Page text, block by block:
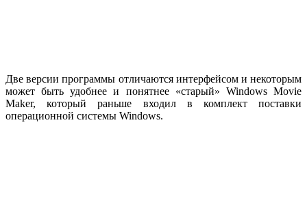
Две версии программы отличаются интерфейсом и некоторым
может быть удобнее и понятнее «старый» Windows Movie
Maker, который раньше входил в комплект поставки
операционной системы Windows.